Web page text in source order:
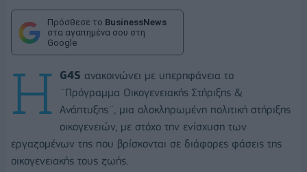
Πρόσθεσε το BusinessNews
στα αγαπημένα σου στη
Google
Η G4S ανακοινώνει με υπερηφάνεια το
¨Πρόγραμμα Οικογενειακής Στήριξης &
Ανάπτυξης¨, μια ολοκληρωμένη πολιτική στήριξης
οικογενειών, με στόχο την ενίσχυση των
εργαζομένων της που βρίσκονται σε διάφορες φάσεις της
οικογενειακής τους ζωής.